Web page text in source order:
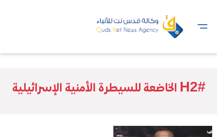
#H2 الخاضعة للسيطرة الأمنية الإسرائيلية